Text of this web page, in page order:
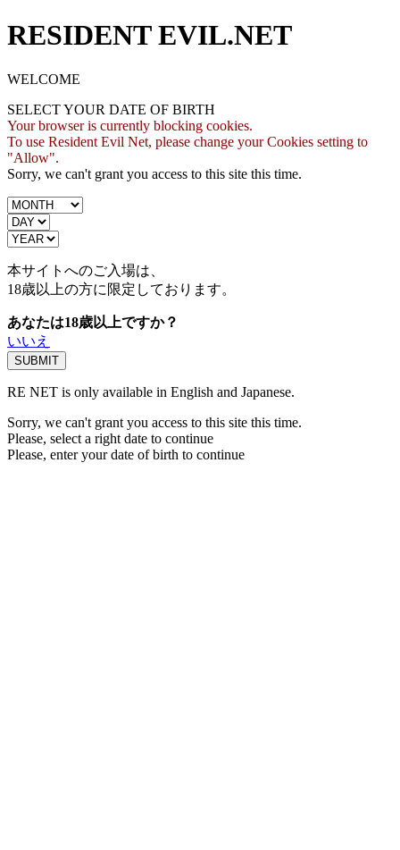
RESIDENT EVIL.NET
WELCOME
SELECT YOUR DATE OF BIRTH
Your browser is currently blocking cookies.
To use Resident Evil Net, please change your Cookies setting to
"Allow".
Sorry, we can't grant you access to this site this time.
本サイトへのご入場は、
18歳以上の方に限定しております。
あなたは18歳以上ですか？
いいえ
RE NET is only available in English and Japanese.
Sorry, we can't grant you access to this site this time.
Please, select a right date to continue
Please, enter your date of birth to continue